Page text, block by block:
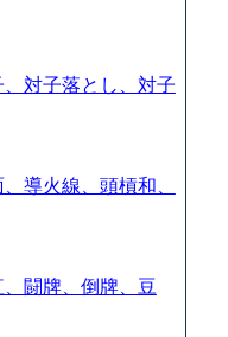
対子落とし、対子
導火線、頭槓和、
闘牌、倒牌、豆